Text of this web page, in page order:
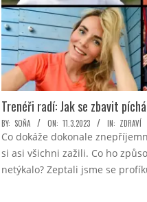
Trenéři radí: Jak se zbavit
2023-
03-
11
BY: SOŇA ON: 11.3.2023 IN: ZDRAVÍ
Co dokáže dokonale
si asi všichni zažili. Co ho
netýkalo? Zeptali jsme se